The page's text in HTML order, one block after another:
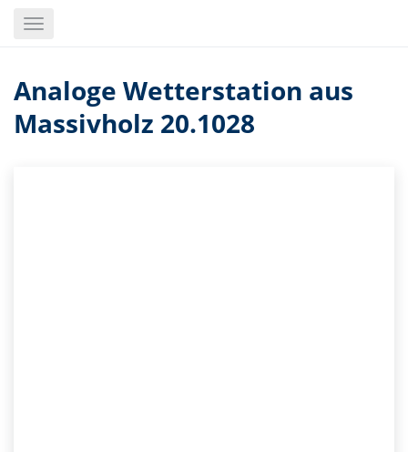
Toggle
Analoge Wetterstation aus
Massivholz 20.1028